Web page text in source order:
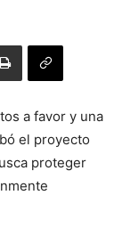
a favor y una
el proyecto
proteger